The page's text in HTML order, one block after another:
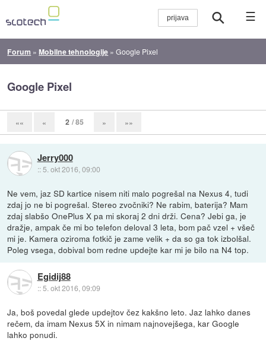
☰
Forum »Mobilne tehnologije »Google Pixel
Google Pixel
«« « 2 / 85 » »»
Jerry000
:: 5. okt 2016, 09:00
Ne vem, jaz SD kartice nisem niti malo pogrešal na Nexus 4, tudi
zdaj jo ne bi pogrešal. Stereo zvočniki? Ne rabim, baterija? Mam
zdaj slabšo OnePlus X pa mi skoraj 2 dni drži. Cena? Jebi ga, je
dražje, ampak če mi bo telefon deloval 3 leta, bom pač vzel + všeč
mi je. Kamera oziroma fotkič je zame velik + da so ga tok izbolšal.
Poleg vsega, dobival bom redne updejte kar mi je bilo na N4 top.
Egidij88
::5. okt 2016, 09:09
Ja, boš povedal glede updejtov čez kakšno leto. Jaz lahko danes
rečem, da imam Nexus 5X in nimam najnovejšega, kar Google
lahko ponudi.